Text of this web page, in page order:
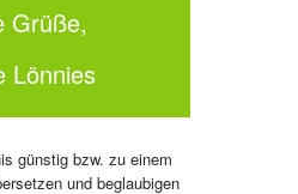
Grüße,
Lönnies
günstig bzw. zu einem
und beglaubigen